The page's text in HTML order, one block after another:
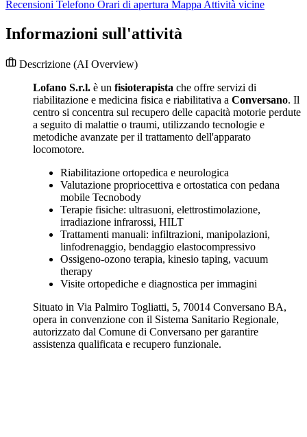
Recensioni Telefono Orari di apertura Mappa Attività vicine
Informazioni sull'attività
Descrizione (AI Overview)
Lofano S.r.l. è un fisioterapista che offre servizi di
riabilitazione e medicina fisica e riabilitativa a Conversano. Il
centro si concentra sul recupero delle capacità motorie perdute
a seguito di malattie o traumi, utilizzando tecnologie e
metodiche avanzate per il trattamento dell'apparato
locomotore.
Riabilitazione ortopedica e neurologica
Valutazione propriocettiva e ortostatica con pedana
mobile Tecnobody
Terapie fisiche: ultrasuoni, elettrostimolazione,
irradiazione infrarossi, HILT
Trattamenti manuali: infiltrazioni, manipolazioni,
linfodrenaggio, bendaggio elastocompressivo
Ossigeno-ozono terapia, kinesio taping, vacuum
therapy
Visite ortopediche e diagnostica per immagini
Situato in Via Palmiro Togliatti, 5, 70014 Conversano BA,
opera in convenzione con il Sistema Sanitario Regionale,
autorizzato dal Comune di Conversano per garantire
assistenza qualificata e recupero funzionale.